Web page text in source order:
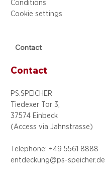
Conditions
Cookie settings
Contact
Contact
PS.SPEICHER
Tiedexer Tor 3,
37574 Einbeck
(Access via Jahnstrasse)
Telephone: +49 5561 8888
entdeckung@ps-speicher.de